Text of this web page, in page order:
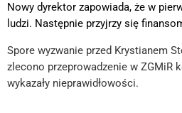
Nowy dyrektor zapowiada, że w
ludzi. Następnie przyjrzy się
Spore wyzwanie przed Krystianem
zlecono przeprowadzenie w ZGMiR
wykazały nieprawidłowości.